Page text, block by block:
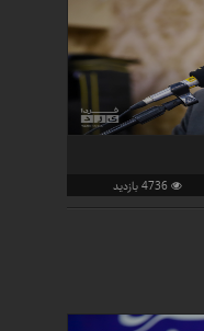
4736 بازدید